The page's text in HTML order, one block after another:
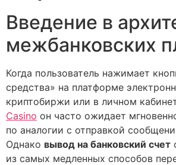
Введение в
межбанковских
Когда пользователь нажимает
средства» на платформе
криптобиржи или в личном
Casino он часто ожидает
по аналогии с отправкой
Однако вывод на банковский счет
из самых медленных способов